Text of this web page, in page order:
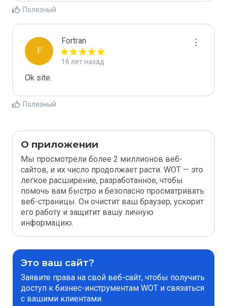
Полезный
F
Fortran
16 лет назад
Ok site.
Полезный
О приложении
Мы просмотрели более 2 миллионов веб-
сайтов, и их число продолжает расти. WOT — это
легкое расширение, разработанное, чтобы
помочь вам быстро и безопасно просматривать
веб-страницы. Он очистит ваш браузер, ускорит
его работу и защитит вашу личную
информацию.
Это ваш сайт?
Заявите права на свой веб-сайт, чтобы получить
доступ к бизнес-инструментам WOT и связаться
с вашими клиентами.